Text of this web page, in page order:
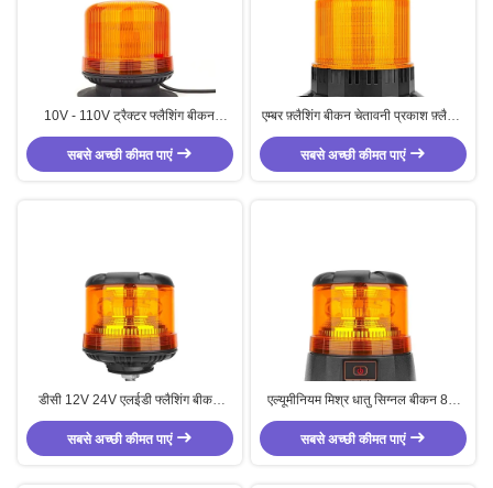
10V - 110V ट्रैक्टर फ्लैशिंग बीकन
अनुकूलित फ्लैशिंग बीकन लाइट IP65
सबसे अच्छी कीमत पाएं
एम्बर फ़्लैशिंग बीकन चेतावनी प्रकाश फ़्लैशिंग
बीकन लाइट फोर्कलिफ्ट चेतावनी प्रकाश
सबसे अच्छी कीमत पाएं
डीसी 12V 24V एलईडी फ्लैशिंग बीकन
एल्यूमीनियम मिश्र धातु ट्रैक्टर बीकन लाइट
सबसे अच्छी कीमत पाएं
एल्यूमीनियम मिश्र धातु सिग्नल बीकन 8W
रिचार्जेबल फ्लैशिंग बीकन एम्बर
सबसे अच्छी कीमत पाएं